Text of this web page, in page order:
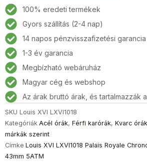
LXVI1018
Palais
Royale
Chronograph
Férfi
karóra
43mm
5ATM
mennyiség
100% eredeti termékek
Gyors szállítás (2-4 nap)
14 napos pénzvisszafizetési garancia
1-3 év garancia
Megbízható webáruház
Magyar cég és webshop
Az árak bruttó árak, és tartalmazzák
SKU Louis XVI LXVI1018
Kategóriák Acél órák, Férfi karórák, Kvarc órák
márkák szerint
Címke Louis XVI LXVI1018 Palais Royale
43mm 5ATM